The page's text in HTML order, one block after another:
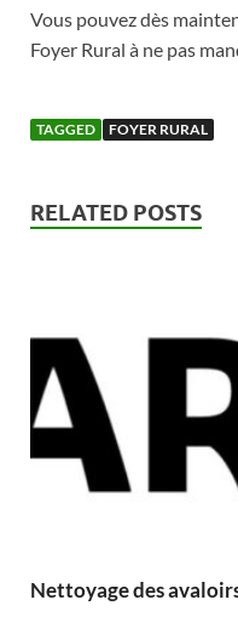
Vous pouvez dès
Foyer Rural à ne pas
TAGGED FOYER RURAL
RELATED POSTS
Nettoyage des